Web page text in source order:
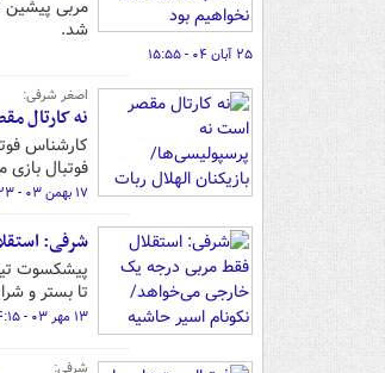
مربی پیشین
شد.
۲۵ آبان ۰۴ - ۱۵:۵۵
اصغر شرفی:
نه کارتال
کارشناس
فوتبال بازی
۱۷ بهمن ۰۳ - ۱۱:۲۳
شرفی:
پیشکسوت
تا بستر و
۱۳ مهر ۰۳ - ۱۴:۱۵
شرفی: